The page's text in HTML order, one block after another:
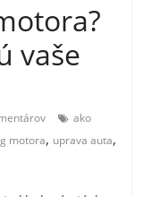
vaše
ako
motora, uprava auta,